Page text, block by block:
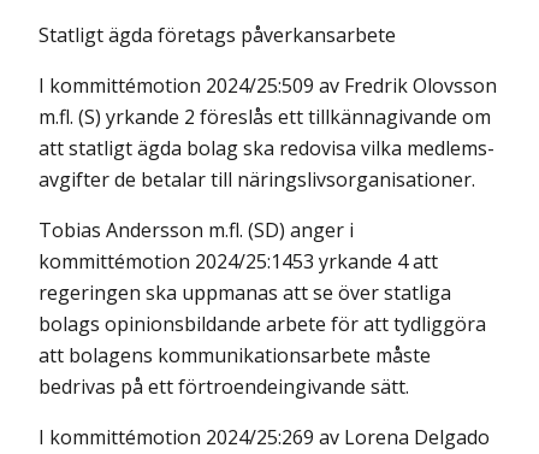
Statligt ägda företags påverkansarbete
I kommittémotion 2024/25:509 av Fredrik Olovsson
m.fl. (S) yrkande 2 före­slås ett tillkännagivande om
att statligt ägda bolag ska redovisa vilka med­lems­
avgifter de betalar till näringslivsorganisationer.
Tobias Andersson m.fl. (SD) anger i
kommittémotion 2024/25:1453 yrkande 4 att
regeringen ska uppmanas att se över statliga
bolags opinions­bildande arbete för att tydliggöra
att bolagens kommunikationsarbete måste
bedrivas på ett förtroendeingivande sätt.
I kommittémotion 2024/25:269 av Lorena Delgado